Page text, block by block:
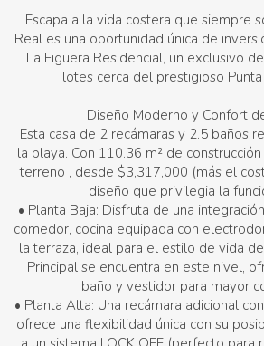
Escapa a la vida costera que siempre
Real es una oportunidad única de
La Figuera Residencial, un exclusivo
lotes cerca del prestigioso Punta
Diseño Moderno y Confort
Esta casa de 2 recámaras y 2.5 baños
la playa. Con 110.36 m² de
terreno , desde $3,317,000 (más el
diseño que privilegia la
• Planta Baja: Disfruta de una
comedor, cocina equipada con
la terraza, ideal para el estilo de vida
Principal se encuentra en este nivel,
baño y vestidor para mayor
• Planta Alta: Una recámara adicional
ofrece una flexibilidad única con su